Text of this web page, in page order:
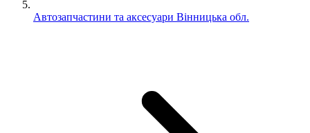
Автозапчастини та аксесуари Вінницька обл.